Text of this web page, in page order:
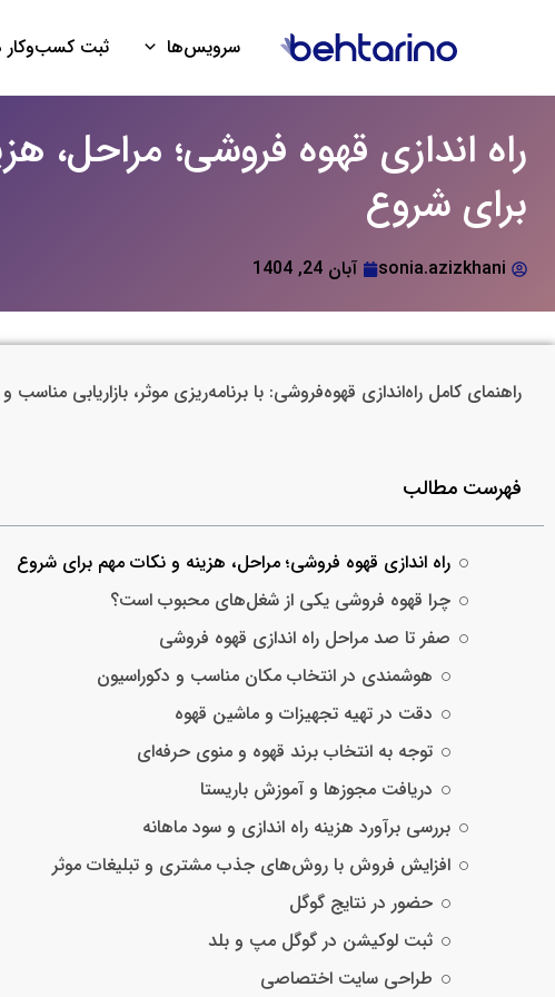
سرویس‌ها ثبت کسب‌وکار
راه اندازی قهوه فروشی؛ مراحل،
برای شروع
sonia.azizkhani آبان 24, 1404
راهنمای کامل راه‌اندازی قهوه‌فروشی: با برنامه‌ریزی موثر، بازاریابی
فهرست مطالب
راه اندازی قهوه فروشی؛ مراحل، هزینه و نکات مهم برای شروع
چرا قهوه فروشی یکی از شغل‌های محبوب است؟
صفر تا صد مراحل راه‌ اندازی قهوه فروشی
هوشمندی در انتخاب مکان مناسب و دکوراسیون
دقت در تهیه تجهیزات و ماشین قهوه
توجه به انتخاب برند قهوه و منوی حرفه‌ای
دریافت مجوزها و آموزش باریستا
بررسی برآورد هزینه راه‌ اندازی و سود ماهانه
افزایش فروش با روش‌های جذب مشتری و تبلیغات موثر
حضور در نتایج گوگل
ثبت لوکیشن در گوگل مپ و بلد
طراحی سایت اختصاصی